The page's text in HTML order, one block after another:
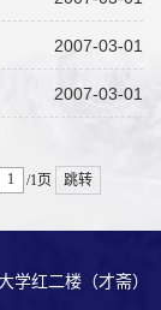
2007-03-01
2007-03-01
/1页 跳转
学红二楼（才斋）